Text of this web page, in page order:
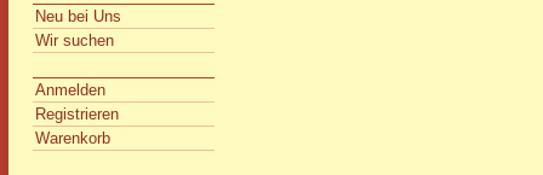
Neu bei Uns
Wir suchen
Anmelden
Registrieren
Warenkorb